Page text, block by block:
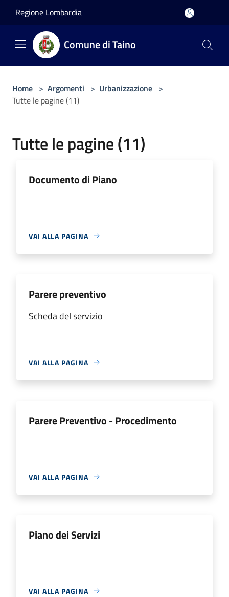
Regione Lombardia
Comune di Taino
Home > Argomenti > Urbanizzazione >
Tutte le pagine (11)
Tutte le pagine (11)
Documento di Piano
VAI ALLA PAGINA
Parere preventivo
Scheda del servizio
VAI ALLA PAGINA
Parere Preventivo - Procedimento
VAI ALLA PAGINA
Piano dei Servizi
VAI ALLA PAGINA